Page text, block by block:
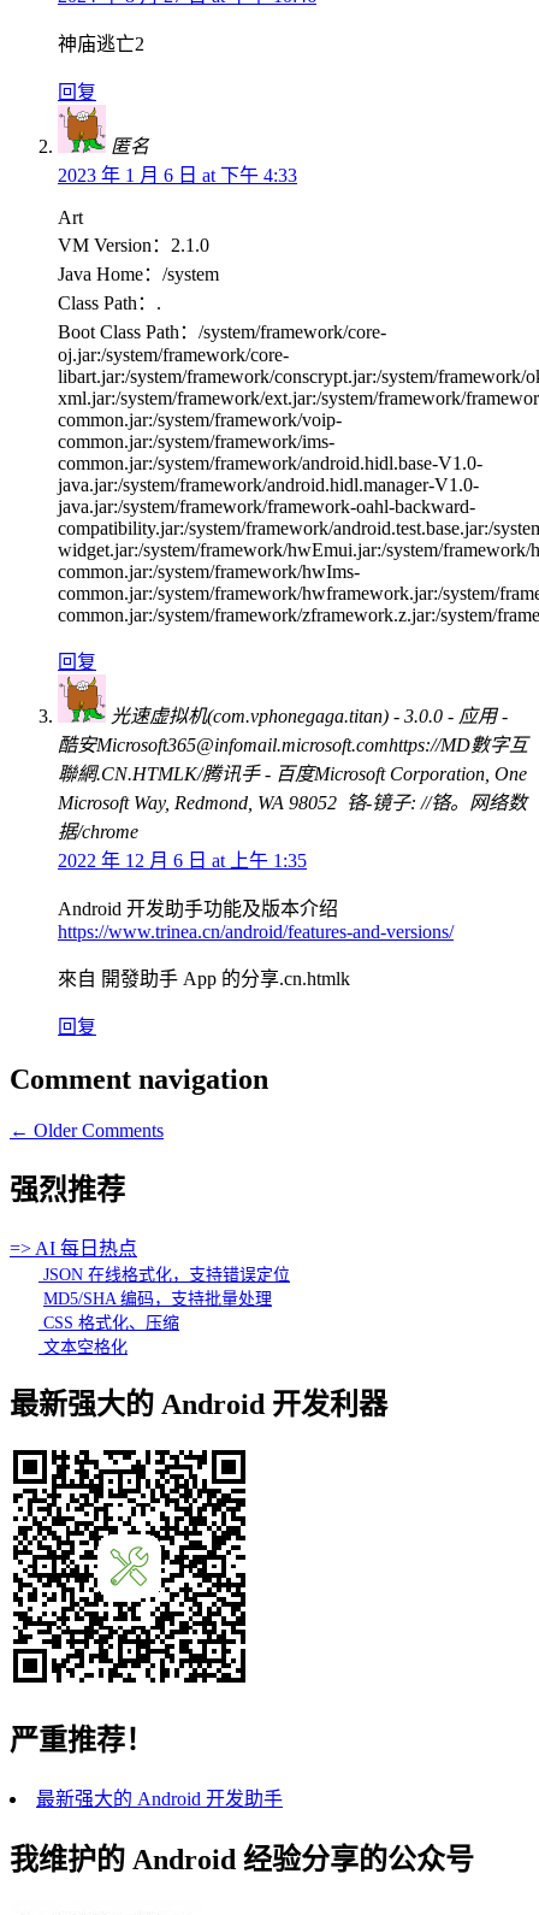
神庙逃亡2
回复
匿名
2023 年 1 月 6 日 at 下午 4:33
Art
VM Version：2.1.0
Java Home：/system
Class Path：.
Boot Class Path：/system/framework/core-
oj.jar:/system/framework/core-
libart.jar:/system/framework/conscrypt.jar:/system/framework/
xml.jar:/system/framework/ext.jar:/system/framework/
common.jar:/system/framework/voip-
common.jar:/system/framework/ims-
common.jar:/system/framework/android.hidl.base-V1.0-
java.jar:/system/framework/android.hidl.manager-V1.0-
java.jar:/system/framework/framework-oahl-backward-
compatibility.jar:/system/framework/android.test.base.jar:/
widget.jar:/system/framework/hwEmui.jar:/system/framework/
common.jar:/system/framework/hwIms-
common.jar:/system/framework/hwframework.jar:/system/
common.jar:/system/framework/zframework.z.jar:/system/
回复
光速虚拟机(com.vphonegaga.titan) - 3.0.0 - 应用 -
酷安Microsoft365@infomail.microsoft.comhttps://MD數字互
聯網.CN.HTMLK/腾讯手 - 百度Microsoft Corporation, One
Microsoft Way, Redmond, WA 98052 铬-镜子: //铬。网络数
据/chrome
2022 年 12 月 6 日 at 上午 1:35
Android 开发助手功能及版本介绍
https://www.trinea.cn/android/features-and-versions/
來自 開發助手 App 的分享.cn.htmlk
回复
Comment navigation
← Older Comments
强烈推荐
=> AI 每日热点
JSON 在线格式化，支持错误定位
MD5/SHA 编码，支持批量处理
CSS 格式化、压缩
文本空格化
最新强大的 Android 开发利器
严重推荐！
最新强大的 Android 开发助手
我维护的 Android 经验分享的公众号